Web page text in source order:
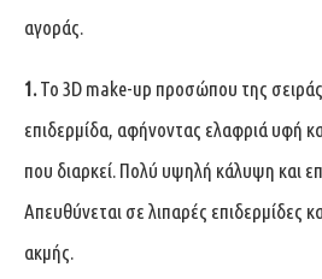
αγοράς.
1.Το 3D make-up προσώπου της σειράς
επιδερμίδα, αφήνοντας ελαφριά υφή
που διαρκεί. Πολύ υψηλή κάλυψη και
Απευθύνεται σε λιπαρές επιδερμίδες
ακμής.